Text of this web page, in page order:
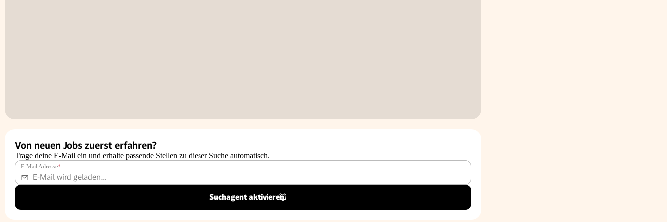
Von neuen Jobs zuerst erfahren?
Trage deine E-Mail ein und erhalte passende Stellen zu dieser Suche automatisch.
E-Mail Adresse*
Suchagent aktivieren